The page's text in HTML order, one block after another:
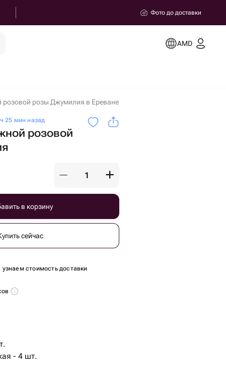
Фото до доставки
AMD
розовой розы Джумилия в Ереване
25 мин назад
розовой
в корзину
сейчас
стоимость доставки
- 4 шт.